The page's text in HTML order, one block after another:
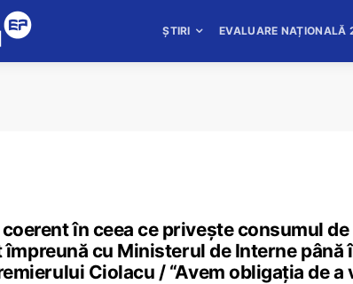
ȘTIRI EVALUARE NAȚIONALĂ
coerent în ceea ce privește consumul
cu Ministerul de Interne până
Ciolacu / “Avem obligația de